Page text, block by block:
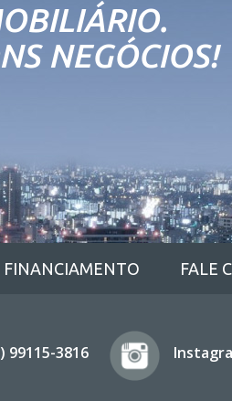
NEGÓCIOS!
FINANCIAMENTO FALE
99115-3816